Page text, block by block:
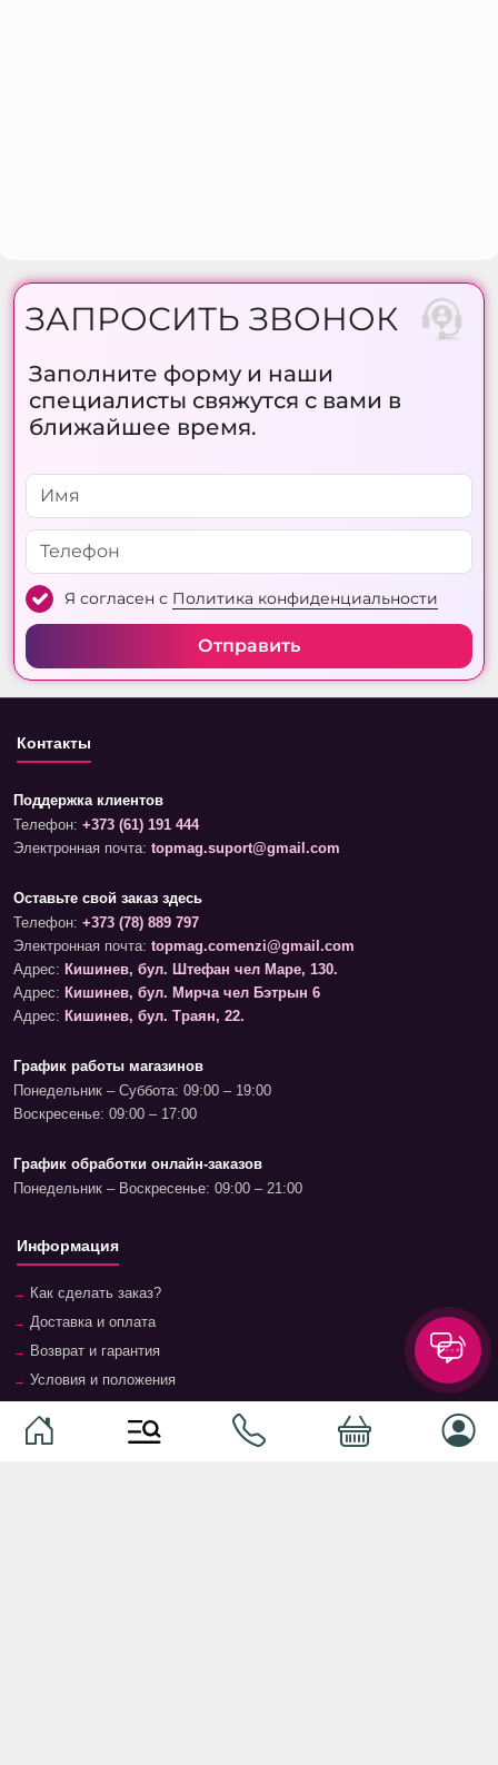
ЗАПРОСИТЬ ЗВОНОК
Заполните форму и наши
специалисты свяжутся с вами в
ближайшее время.
Я согласен с Политика конфиденциальности
Отправить
Контакты
Поддержка клиентов
Телефон: +373 (61) 191 444
Электронная почта: topmag.suport@gmail.com
Оставьте свой заказ здесь
Телефон: +373 (78) 889 797
Электронная почта: topmag.comenzi@gmail.com
Адрес: Кишинев, бул. Штефан чел Маре, 130.
Адрес: Кишинев, бул. Мирча чел Бэтрын 6
Адрес: Кишинев, бул. Траян, 22.
График работы магазинов
Понедельник – Суббота: 09:00 – 19:00
Воскресенье: 09:00 – 17:00
График обработки онлайн-заказов
Понедельник – Воскресенье: 09:00 – 21:00
Информация
Как сделать заказ?
Доставка и оплата
Возврат и гарантия
Условия и положения
Магазины